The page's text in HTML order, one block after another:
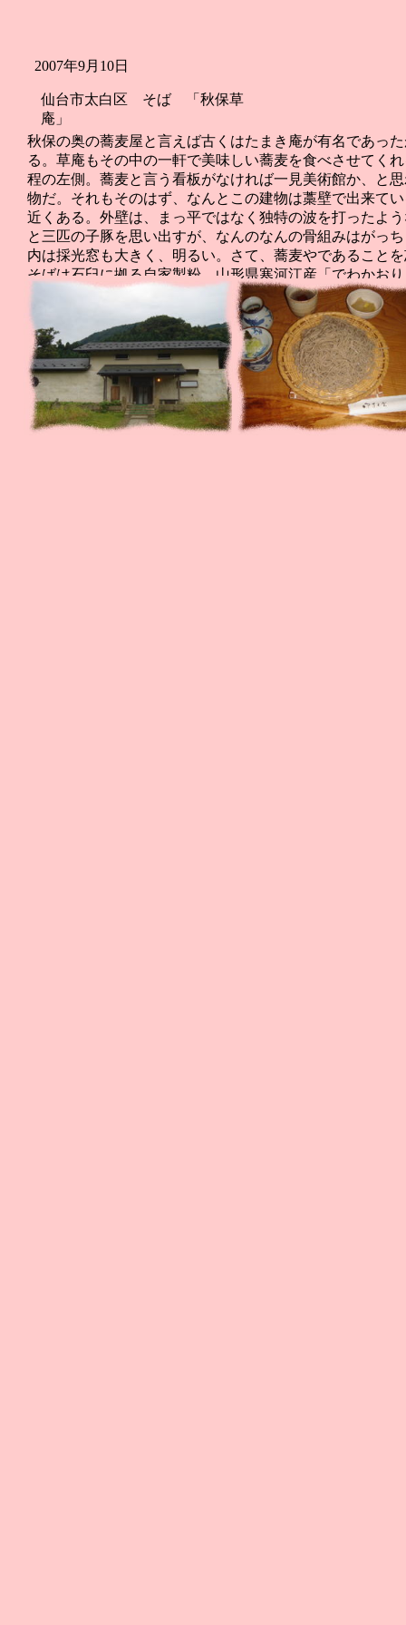
秋保の奥の蕎麦屋と言えば古くはたまき庵が有名であっ
る。草庵もその中の一軒で美味しい蕎麦を食べさせてく
程の左側。蕎麦と言う看板がなければ一見美術館か、と
物だ。それもそのはず、なんとこの建物は藁壁で出来て
近くある。外壁は、まっ平ではなく独特の波を打ったよ
と三匹の子豚を思い出すが、なんのなんの骨組みはがっ
内は採光窓も大きく、明るい。さて、蕎麦やであること
そばは石臼に拠る自家製粉。山形県寒河江産「でわかお
産「ぼたん」を使ったそば粉１０割の水捏ね生粉打ち蕎
０円増し、生粉打ち蕎麦は２００円増し。今日は生粉打
せには冬瓜の煮物でさっぱりしていて美味しくいただけ
2007年9月10日
仙台市太白区 そば 「秋保草
庵」